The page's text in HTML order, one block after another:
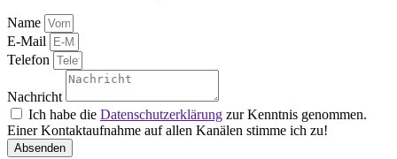
Name
E-Mail
Telefon
Nachricht
Ich habe die Datenschutzerklärung zur Kenntnis genommen.
Einer Kontaktaufnahme auf allen Kanälen stimme ich zu!
Absenden